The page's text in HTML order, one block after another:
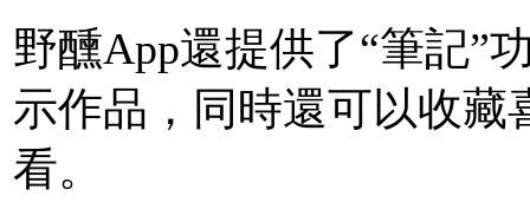
野醺App還提供了“筆記”
示作品，同時還可以收藏
看。